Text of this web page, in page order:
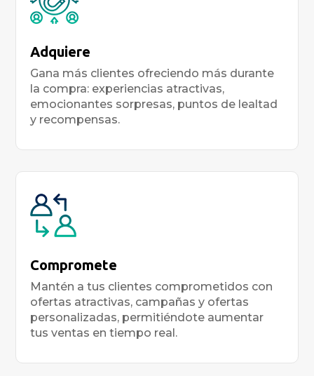
Adquiere
Gana más clientes ofreciendo más durante
la compra: experiencias atractivas,
emocionantes sorpresas, puntos de lealtad
y recompensas.
Compromete
Mantén a tus clientes comprometidos con
ofertas atractivas, campañas y ofertas
personalizadas, permitiéndote aumentar
tus ventas en tiempo real.